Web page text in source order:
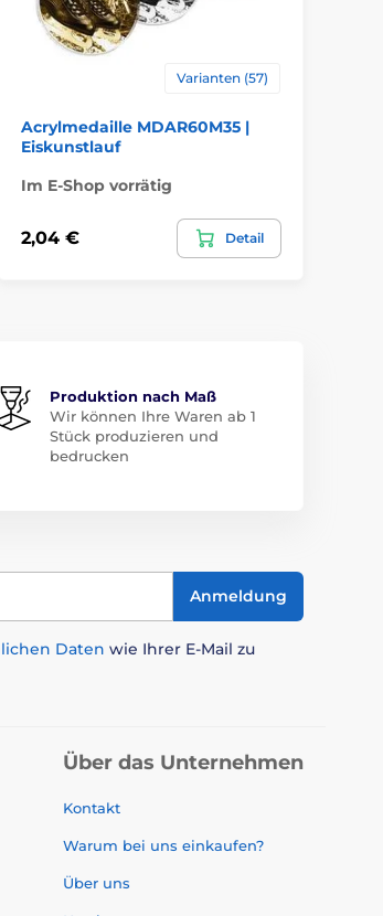
Varianten (57)
Acrylmedaille MDAR60M35 |
Eiskunstlauf
Im E-Shop vorrätig
2,04 € Detail
Produktion nach Maß
Wir können Ihre Waren ab 1
Stück produzieren und
bedrucken
Anmeldung
Daten wie Ihrer E-Mail zu
Über das Unternehmen
Kontakt
Warum bei uns einkaufen?
Über uns